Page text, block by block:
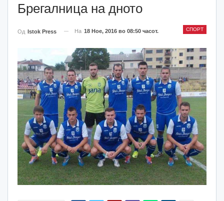
Брегалница на дното
СПОРТ
Од Istok Press На 18 Ное, 2016 во 08:50 часот.